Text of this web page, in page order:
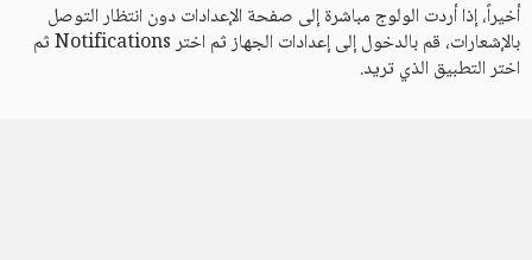
أخيراً، إذا أردت الولوج مباشرة إلى صفحة الإعدادات دون انتظار التوصل
بالإشعارات، قم بالدخول إلى إعدادات الجهاز ثم اختر Notifications ثم
اختر التطبيق الذي تريد.